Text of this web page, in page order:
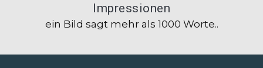
Impressionen
ein Bild sagt mehr als 1000 Worte..